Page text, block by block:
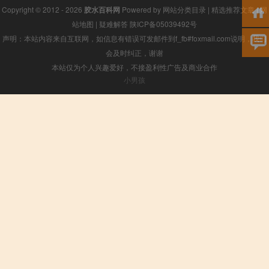
Copyright © 2012 - 2026 胶水百科网 Powered by 网站分类目录 | 精选推荐文章|网
站地图 | 疑难解答 陕ICP备05039492号
声明：本站内容来自互联网，如信息有错误可发邮件到f_fb#foxmail.com说明，我们
会及时纠正，谢谢
本站仅为个人兴趣爱好，不接盈利性广告及商业合作
小男孩